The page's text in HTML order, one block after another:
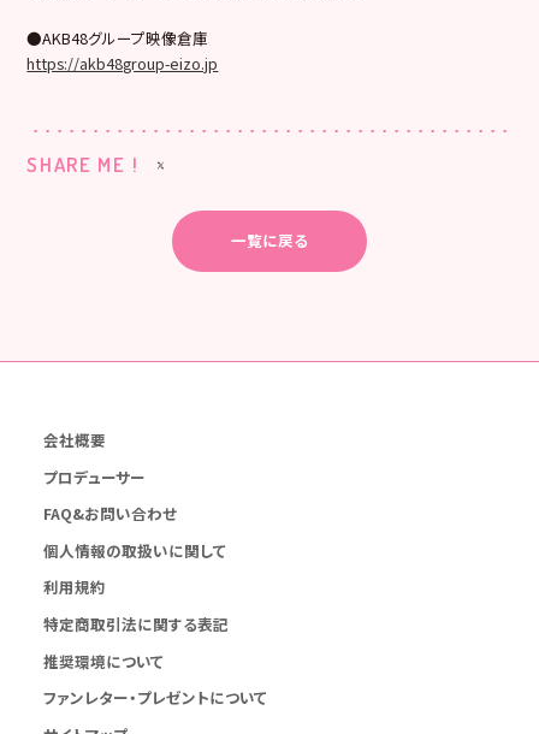
●AKB48グループ映像倉庫
https://akb48group-eizo.jp
SHARE ME !
一覧に戻る
会社概要
プロデューサー
FAQ&お問い合わせ
個人情報の取扱いに関して
利用規約
特定商取引法に関する表記
推奨環境について
ファンレター・プレゼントについて